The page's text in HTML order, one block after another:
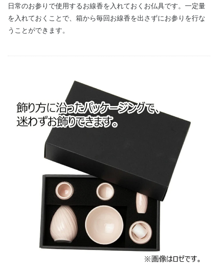
日常のお参りで使用するお線香を入れておくお仏具です。一定量
を入れておくことで、箱から毎回お線香を出さずにお参りを行な
うことができます。